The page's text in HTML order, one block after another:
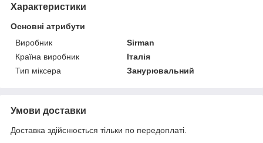
Характеристики
Основні атрибути
Виробник
Sirman
Країна виробник
Італія
Тип міксера
Занурювальний
Умови доставки
Доставка здійснюється тільки по передоплаті.